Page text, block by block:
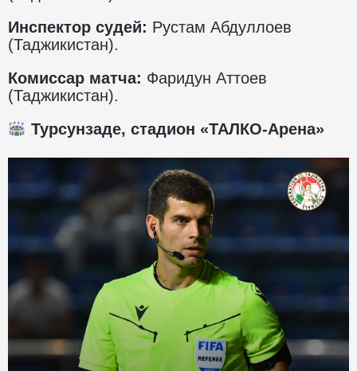
Инспектор судей: Рустам Абдуллоев
(Таджикистан).
Комиссар матча: Фаридун Аттоев
(Таджикистан).
Турсунзаде, стадион «ТАЛКО-Арена»